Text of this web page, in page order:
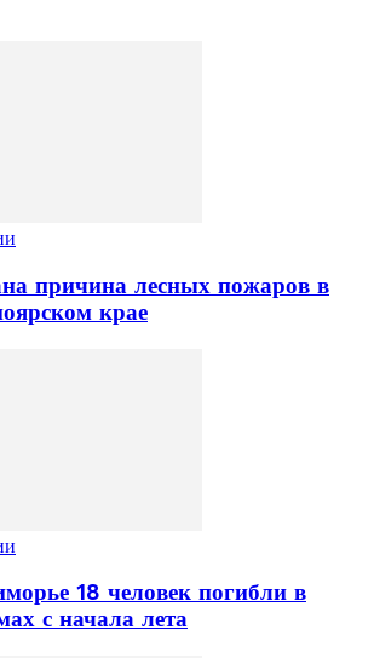
причина лесных пожаров в
крае
18 человек погибли в
с начала лета